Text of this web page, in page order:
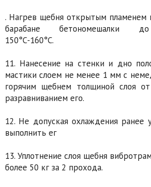
. Нагрев щебня открытым пламенем
барабане бетономешалки
150°С-160°С.
11. Нанесение на стенки и дно
мастики слоем не менее 1 мм с
горячим щебнем толщиной слоя
разравниванием его.
12. Не допуская охлаждения ранее
выполнить ег
13. Уплотнение слоя щебня
более 50 кг за 2 прохода.